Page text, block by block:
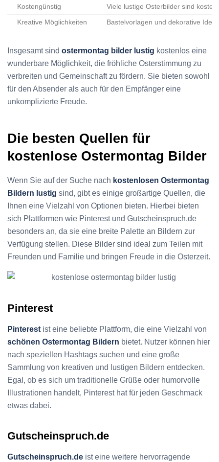
Kostengünstig Viele lustige Osterbilder sind
Kreative Möglichkeiten Bastelvorlagen und dekorative
Insgesamt sind ostermontag bilder lustig kostenlos eine
wunderbare Möglichkeit, die fröhliche Osterstimmung zu
verbreiten und Gemeinschaft zu fördern. Sie bieten sowohl
für den Absender als auch für den Empfänger eine
unkomplizierte Freude.
Die besten Quellen für
kostenlose Ostermontag Bilder
Wenn Sie auf der Suche nach kostenlosen Ostermontag
Bildern lustig sind, gibt es einige großartige Quellen, die
Ihnen eine Vielzahl von Optionen bieten. Hierbei bieten
sich Plattformen wie Pinterest und Gutscheinspruch.de
besonders an, da sie eine breite Palette an Bildern zur
Verfügung stellen. Diese Bilder sind ideal zum Teilen mit
Freunden und Familie und bringen Freude in die Osterzeit.
Pinterest
Pinterest ist eine beliebte Plattform, die eine Vielzahl von
schönen Ostermontag Bildern bietet. Nutzer können hier
nach speziellen Hashtags suchen und eine große
Sammlung von kreativen und lustigen Bildern entdecken.
Egal, ob es sich um traditionelle Grüße oder humorvolle
Illustrationen handelt, Pinterest hat für jeden Geschmack
etwas dabei.
Gutscheinspruch.de
Gutscheinspruch.de ist eine weitere hervorragende